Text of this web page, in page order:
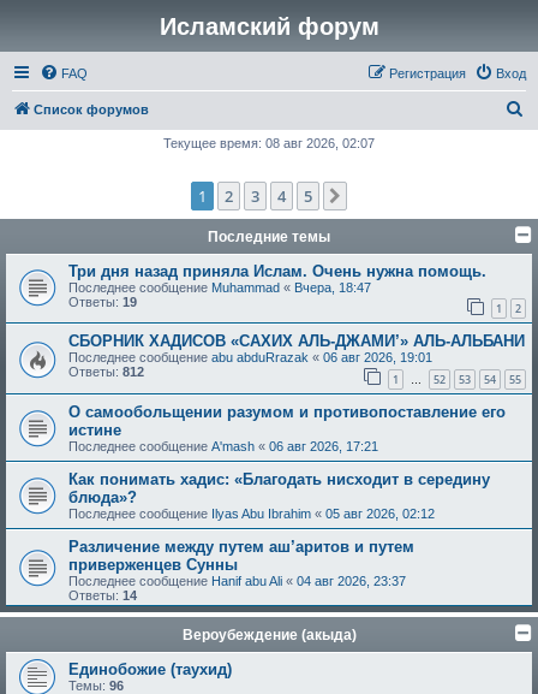
Исламский форум
FAQ Вход
Регистрация
Список форумов
к
Текущее время: 08 авг 2026, 02:07
1 2 3 4 5
Последние темы
Три дня назад приняла Ислам. Очень нужна помощь.
Последнее сообщение Muhammad « Вчера, 18:47
Ответы: 19 1 2
СБОРНИК ХАДИСОВ «САХИХ АЛЬ-ДЖАМИ’» АЛЬ-АЛЬБАНИ
Последнее сообщение abu abduRrazak « 06 авг 2026, 19:01
Ответы: 812 1 … 52 53 54 55
О самообольщении разумом и противопоставление его
истине
Последнее сообщение A'mash « 06 авг 2026, 17:21
Как понимать хадис: «Благодать нисходит в середину
блюда»?
Последнее сообщение Ilyas Abu Ibrahim « 05 авг 2026, 02:12
Различение между путем аш’аритов и путем
приверженцев Сунны
Последнее сообщение Hanif abu Ali « 04 авг 2026, 23:37
Ответы: 14
Вероубеждение (акыда)
Единобожие (таухид)
Темы: 96